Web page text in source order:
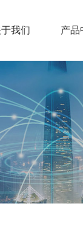
我们 产品